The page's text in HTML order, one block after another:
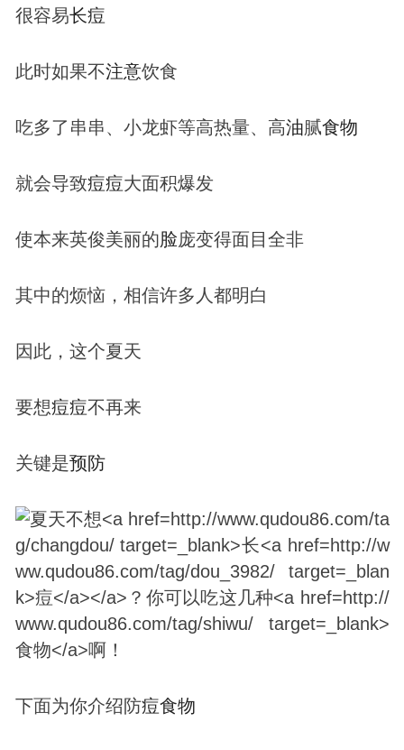
很容易长痘
此时如果不注意饮食
吃多了串串、小龙虾等高热量、高油腻食物
就会导致痘痘大面积爆发
使本来英俊美丽的脸庞变得面目全非
其中的烦恼，相信许多人都明白
因此，这个夏天
要想痘痘不再来
关键是预防
下面为你介绍防痘食物